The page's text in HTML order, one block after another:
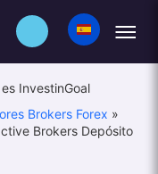
InvestinGoal
Brokers Forex »
Brokers Depósito